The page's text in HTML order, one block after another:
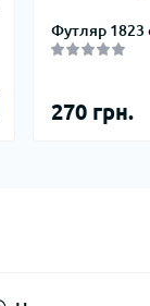
Футляр
270 грн.